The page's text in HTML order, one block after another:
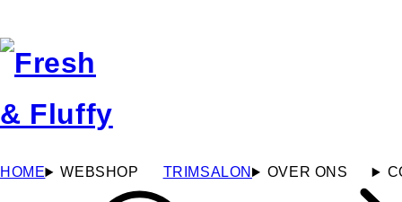
HOME WEBSHOP TRIMSALON OVER ONS